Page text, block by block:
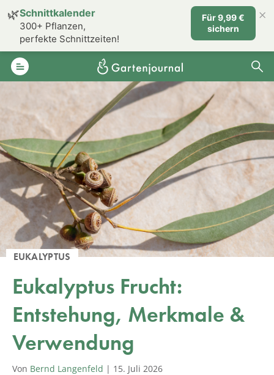
EUKALYPTUS
Eukalyptus Frucht:
Entstehung, Merkmale &
Verwendung
Von Bernd Langenfeld | 15. Juli 2026
🌿Schnittkalender
300+ Pflanzen,
perfekte Schnittzeiten!
Für 9,99 €
sichern
×